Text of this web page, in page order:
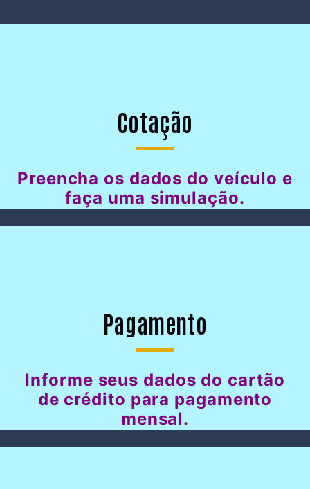
Cotação
Preencha os dados do veículo e
faça uma simulação.
Pagamento
Informe seus dados do cartão
de crédito para pagamento
mensal.